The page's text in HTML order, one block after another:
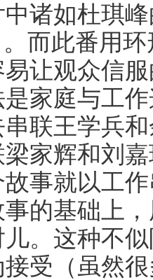
诸如杜琪
。而此番用
让观众信
家庭与工
联王学兵
家辉和刘
事就以工
的基础上
。这种不
受（虽然